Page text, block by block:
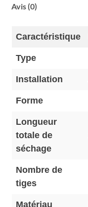
Avis (0)
Caractéristique
Type
Installation
Forme
Longueur
totale de
séchage
Nombre de
tiges
Matériau